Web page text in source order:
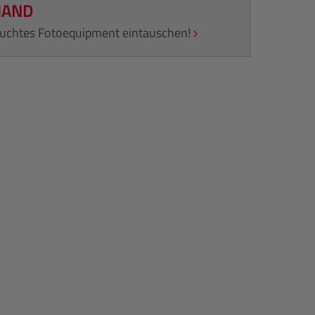
Fotoequipment eintauschen!